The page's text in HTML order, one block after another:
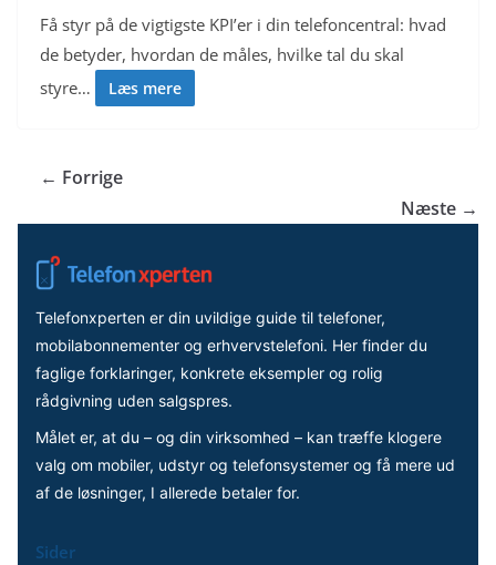
Få styr på de vigtigste KPI’er i din telefoncentral: hvad
de betyder, hvordan de måles, hvilke tal du skal
styre…
Læs mere
← Forrige
Næste →
Telefonxperten er din uvildige guide til telefoner,
mobilabonnementer og erhvervstelefoni. Her finder du
faglige forklaringer, konkrete eksempler og rolig
rådgivning uden salgspres.
Målet er, at du – og din virksomhed – kan træffe klogere
valg om mobiler, udstyr og telefonsystemer og få mere ud
af de løsninger, I allerede betaler for.
Sider